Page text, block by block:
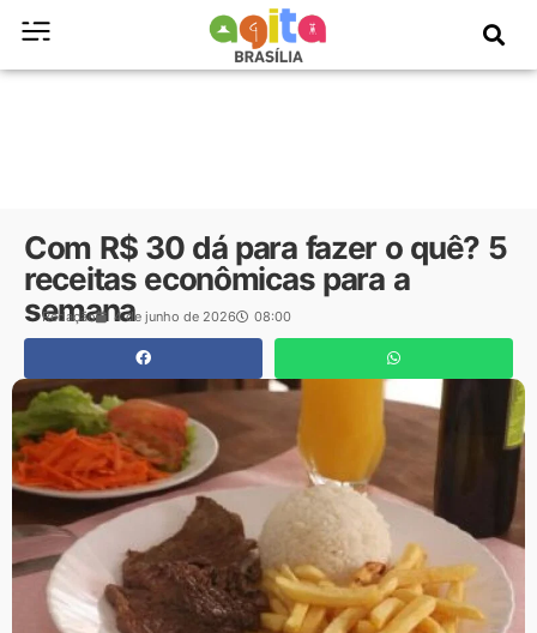
Com R$ 30 dá para fazer o quê? 5
receitas econômicas para a
semana
Redação 4 de junho de 2026 08:00